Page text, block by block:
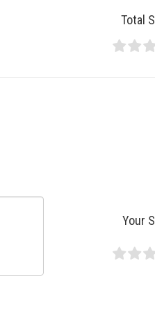
Total
Your